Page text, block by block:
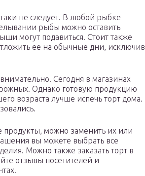
не следует. В любой рыбке
рыбы можно оставить
могут подавиться. Стоит также
ее на обычные дни, исключив
Сегодня в магазинах
Однако готовую продукцию
возраста лучше испечь торт дома.
можно заменить их или
вы можете выбрать все
Можно также заказать торт в
отзывы посетителей и